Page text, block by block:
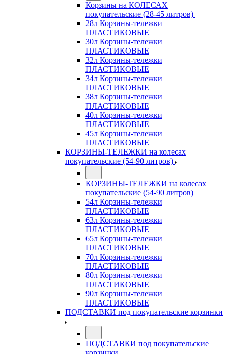
Корзины на КОЛЕСАХ
покупательские (28-45 литров)
28л Корзины-тележки
ПЛАСТИКОВЫЕ
30л Корзины-тележки
ПЛАСТИКОВЫЕ
32л Корзины-тележки
ПЛАСТИКОВЫЕ
34л Корзины-тележки
ПЛАСТИКОВЫЕ
38л Корзины-тележки
ПЛАСТИКОВЫЕ
40л Корзины-тележки
ПЛАСТИКОВЫЕ
45л Корзины-тележки
ПЛАСТИКОВЫЕ
КОРЗИНЫ-ТЕЛЕЖКИ на колесах
покупательские (54-90 литров)
КОРЗИНЫ-ТЕЛЕЖКИ на колесах
покупательские (54-90 литров)
54л Корзины-тележки
ПЛАСТИКОВЫЕ
63л Корзины-тележки
ПЛАСТИКОВЫЕ
65л Корзины-тележки
ПЛАСТИКОВЫЕ
70л Корзины-тележки
ПЛАСТИКОВЫЕ
80л Корзины-тележки
ПЛАСТИКОВЫЕ
90л Корзины-тележки
ПЛАСТИКОВЫЕ
ПОДСТАВКИ под покупательские корзинки
ПОДСТАВКИ под покупательские